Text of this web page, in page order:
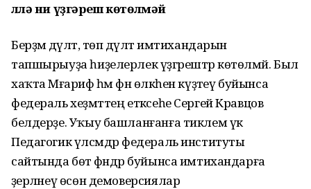
Әллә ни үҙгәреш көтөлмәй
Берҙәм дәүләт, төп дәүләт имтихандарын
тапшырыуҙа һиҙелерлек үҙгәрештәр көтөлмәй. Был
хаҡта Мәғариф һәм фән өлкәһен күҙәтеү буйынса
федераль хеҙмәттең етәксеһе Сергей Кравцов
белдерҙе. Уҡыу башланғанға тиклем үк
Педагогик үлсәмдәр федераль институты
сайтында бөтә фәндәр буйынса имтихандарға
әҙерләнеү өсөн демоверсиялар